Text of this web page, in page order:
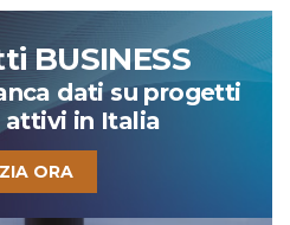
BUSINESS
dati su progetti
attivi in Italia
ORA